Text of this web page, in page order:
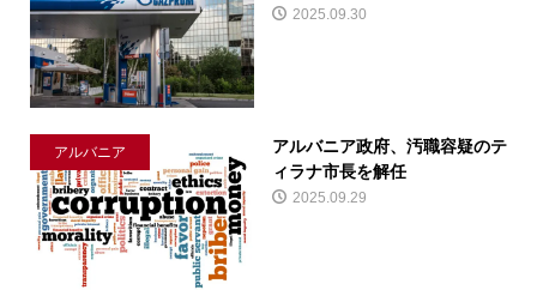
2025.09.30
アルバニア
アルバニア政府、汚職容疑のテ
ィラナ市長を解任
2025.09.29